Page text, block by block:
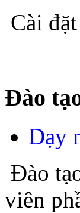
Cài
Đào
Dạy
Đào
viên